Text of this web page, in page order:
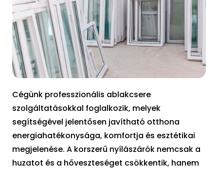
Cégünk professzionális ablakcsere
szolgáltatásokkal foglalkozik, melyek
segítségével jelentősen javítható otthona
energiahatékonysága, komfortja és esztétikai
megjelenése. A korszerű nyílászárók nemcsak a
huzatot és a hőveszteséget csökkentik, hanem